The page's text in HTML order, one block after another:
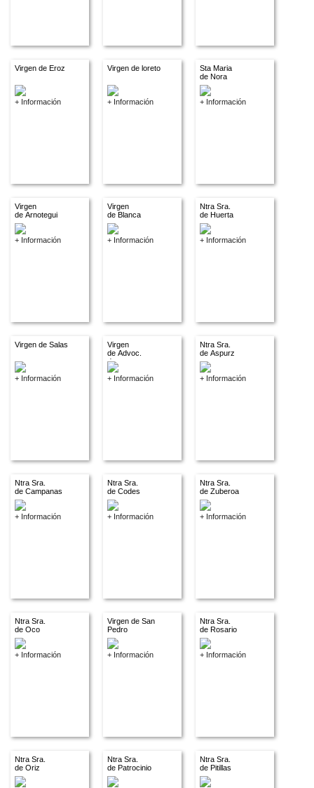
Virgen de Eroz
+ Información
Virgen de loreto
+ Información
Sta Maria
de Nora
+ Información
Virgen
de Arnotegui
+ Información
Virgen
de Blanca
+ Información
Ntra Sra.
de Huerta
+ Información
Virgen de Salas
+ Información
Virgen
de Advoc.
descon.
+ Información
Ntra Sra.
de Aspurz
+ Información
Ntra Sra.
de Campanas
+ Información
Ntra Sra.
de Codes
+ Información
Ntra Sra.
de Zuberoa
+ Información
Ntra Sra.
de Oco
+ Información
Virgen de San
Pedro
+ Información
Ntra Sra.
de Rosario
+ Información
Ntra Sra.
de Oriz
Ntra Sra.
de Patrocinio
Ntra Sra.
de Pitillas